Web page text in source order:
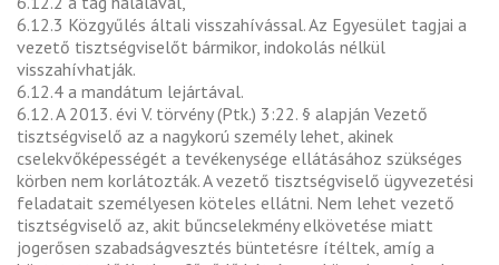
6.12.3 Közgyűlés általi visszahívással. Az Egyesület tagjai a
vezető tisztségviselőt bármikor, indokolás nélkül
visszahívhatják.
6.12.4 a mandátum lejártával.
6.12. A 2013. évi V. törvény (Ptk.) 3:22. § alapján Vezető
tisztségviselő az a nagykorú személy lehet, akinek
cselekvőképességét a tevékenysége ellátásához szükséges
körben nem korlátozták. A vezető tisztségviselő ügyvezetési
feladatait személyesen köteles ellátni. Nem lehet vezető
tisztségviselő az, akit bűncselekmény elkövetése miatt
jogerősen szabadságvesztés büntetésre ítéltek, amíg a